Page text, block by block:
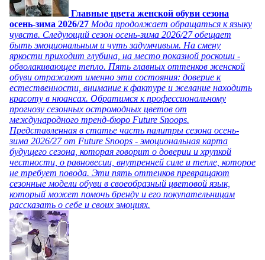
Главные цвета женской обуви сезона
осень-зима 2026/27 Мода продолжает обращаться к языку
чувств. Следующий сезон осень-зима 2026/27 обещает
быть эмоциональным и чуть задумчивым. На смену
яркости приходит глубина, на место показной роскоши -
обволакивающее тепло. Пять главных оттенков женской
обуви отражают именно эти состояния: доверие к
естественности, внимание к фактуре и желание находить
красоту в нюансах. Обратимся к профессиональному
прогнозу сезонных остромодных цветов от
международного тренд-бюро Future Snoops.
Представленная в статье часть палитры сезона осень-
зима 2026/27 от Future Snoops - эмоциональная карта
будущего сезона, которая говорит о доверии и хрупкой
честности, о равновесии, внутренней силе и тепле, которое
не требует повода. Эти пять оттенков превращают
сезонные модели обуви в своеобразный цветовой язык,
который может помочь бренду и его покупательницам
рассказать о себе и своих эмоциях.